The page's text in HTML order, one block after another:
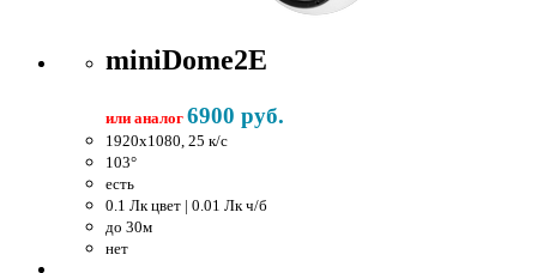
miniDome2E
или аналог 6900 руб.
1920x1080, 25 к/c
103°
есть
0.1 Лк цвет | 0.01 Лк ч/б
до 30м
нет